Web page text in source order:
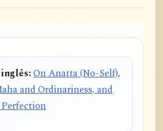
On Anatta (No-Self),
and Ordinariness, and